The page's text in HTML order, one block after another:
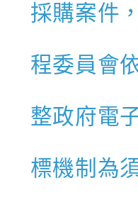
採購案件
程委員會
整政府電
標機制為